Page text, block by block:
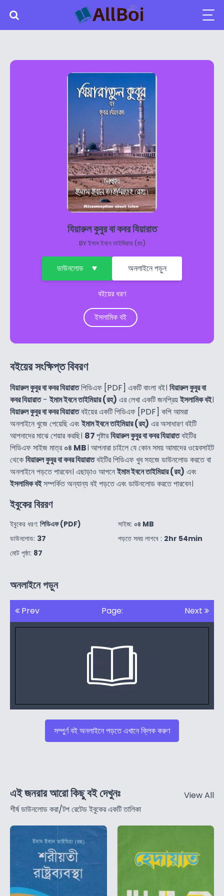
যিয়ারুল কুবুর বা কবর যিয়ারাত
BYইমাম ইবনে তাইমিয়ার (রহ)
ডাউনলোড অনলাইনে পড়ুন
বইয়ের ধরণ
ইসলামিক বই
বইয়ের সংক্ষিপ্ত বিবরণ
যিয়ারুল কুবুর বা কবর যিয়ারাতপিডিএফ [PDF] একটি বাংলা বই। যিয়ারুল কুবুর বা
কবর যিয়ারাত- ইমাম ইবনে তাইমিয়ার (রহ) এর লেখা একটি জনপ্রিয়ইসলামিক বই।
যিয়ারুল কুবুর বা কবর যিয়ারাতবইয়ের একটি পিডিএফ [PDF] কপি আমরা
অনলাইনে খুজে পেয়েছি এবংইমাম ইবনে তাইমিয়ার (রহ) এর অসাধারণ বইটি
আপনাদের মাঝে শেয়ার করছি। 87পৃষ্টারযিয়ারুল কুবুর বা কবর যিয়ারাতবইটির
পিডিএফ সাইজ মাত্র০৪ MB। আপনারা চাইলে যে কোন সময় আমাদের ওয়েবসাইট
থেকেযিয়ারুল কুবুর বা কবর যিয়ারাতবইটির পিডিএফ খুব সহজে ডাউনলোড করতে বা
অনলাইনে পড়তে পারবেন। এছাড়াও আপনেইমাম ইবনে তাইমিয়ার (রহ) এবং
ইসলামিক বইসম্পর্কিত অন্যান্য বই পড়তে এবং ডাউনলোড করতে পারবেন।
ইবুকের বিররণ
ইবুকের ধরণ: পিডিএফ (PDF)
ডাউনলোড: 37
মোট পৃষ্ঠা: 87
সাইজ: ০৪ MB
পড়তে সময় লাগবে : 2hr 54min
অনলাইনে পড়ুন
Prev Page: Next
সম্পুর্ণ বই অনলাইনে পড়তে এখানে ক্লিক করুণ
এই জনরার আরো কিছু বই দেখুনঃ
শীর্ষ ডাউনলোড করা/টপ রেটেড ইবুকের একটি তালিকা
View All